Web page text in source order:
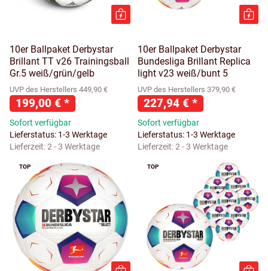
10er Ballpaket Derbystar
Brillant TT v26 Trainingsball
Gr.5 weiß/grün/gelb
UVP des Herstellers 449,90 €
199,00 € *
Sofort verfügbar
Lieferstatus: 1-3 Werktage
Lieferzeit:2 - 3 Werktage
10er Ballpaket Derbystar
Bundesliga Brillant Replica
light v23 weiß/bunt 5
UVP des Herstellers 379,90 €
227,94 € *
Sofort verfügbar
Lieferstatus: 1-3 Werktage
Lieferzeit:2 - 3 Werktage
TOP TOP